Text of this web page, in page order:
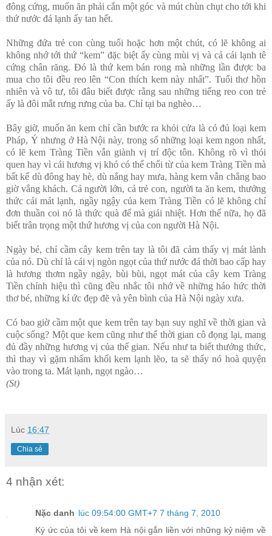
đông cứng, muốn ăn phải cắn một góc và mút chùn chụt cho tới khi
thứ nước đá lạnh ấy tan hết.
Những đứa trẻ con cùng tuổi hoặc hơn một chút, có lẽ không ai
không nhớ tới thứ “kem” đặc biệt ấy cùng mùi vị và cả cái lạnh tê
cứng chân răng. Đó là thứ kem bán rong mà những lần được ba
mua cho tôi đều reo lên “Con thích kem này nhất”. Tuổi thơ hồn
nhiên và vô tư, tôi đâu biết được rằng sau những tiếng reo con trẻ
ấy là đôi mắt rưng rưng của ba. Chỉ tại ba nghèo…
Bây giờ, muốn ăn kem chỉ cần bước ra khỏi cửa là có đủ loại kem
Pháp, Ý nhưng ở Hà Nội này, trong số những loại kem ngon nhất,
có lẽ kem Tràng Tiền vẫn giành vị trí độc tôn. Không rõ vì thói
quen hay vì cái hương vị khó có thể chối từ của kem Tràng Tiền mà
bất kể dù đông hay hè, dù nắng hay mưa, hàng kem vẫn chẳng bao
giờ vắng khách. Cả người lớn, cả trẻ con, người ta ăn kem, thưởng
thức cái mát lạnh, ngầy ngậy của kem Tràng Tiền có lẽ không chỉ
đơn thuần coi nó là thức quà để mà giải nhiệt. Hơn thế nữa, họ đã
biết trân trọng một thứ hương vị của con người Hà Nội.
Ngày bé, chỉ cầm cây kem trên tay là tôi đã cảm thấy vị mát lành
của nó. Dù chỉ là cái vị ngòn ngọt của thứ nước đá thời bao cấp hay
là hương thơm ngầy ngậy, bùi bùi, ngọt mát của cây kem Tràng
Tiền chính hiệu thì cũng đều nhắc tôi nhớ về những háo hức thời
thơ bé, những kí ức đẹp đẽ và yên bình của Hà Nội ngày xưa.
Có bao giờ cầm một que kem trên tay bạn suy nghĩ về thời gian và
cuộc sống? Một que kem cũng như thể thời gian cô đọng lại, mang
đủ đầy những hương vị của thế gian. Nếu như ta biết thưởng thức,
thì thay vì gặm nhấm khối kem lạnh lẽo, ta sẽ thấy nó hoà quyện
vào trong ta. Mát lạnh, ngọt ngào…
(St)
Lúc 16:47
Chia sẻ
4 nhận xét:
Nặc danh lúc 09:54:00 GMT+7 7 tháng 7, 2010
Ký ức của tôi về kem Hà nội gắn liền với những kỷ niệm về